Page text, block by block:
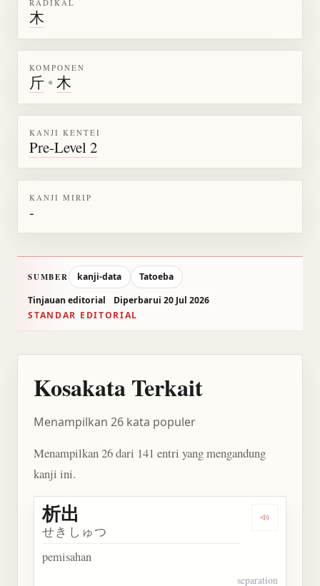
RADIKAL
木
KOMPONEN
斤 •木
KANJI KENTEI
Pre-Level 2
KANJI MIRIP
-
SUMBER kanji-data
Tatoeba
Tinjauan editorial
Diperbarui 20 Jul 2026
STANDAR EDITORIAL
Kosakata Terkait
Menampilkan 26 kata populer
Menampilkan 26 dari 141 entri yang mengandung
kanji ini.
Dengarkan
析出
せきしゅつ
pemisahan
separation